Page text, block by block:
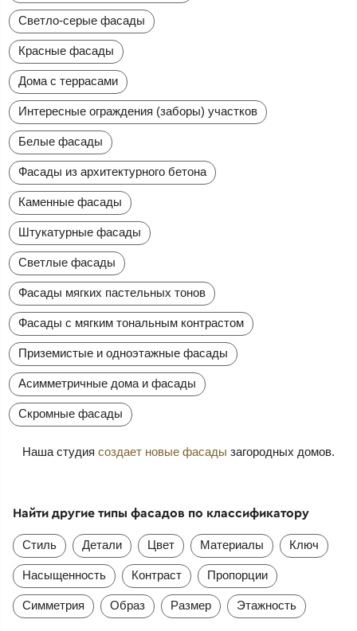
Светло-серые фасады
Красные фасады
Дома с террасами
Интересные ограждения (заборы) участков
Белые фасады
Фасады из архитектурного бетона
Каменные фасады
Штукатурные фасады
Светлые фасады
Фасады мягких пастельных тонов
Фасады с мягким тональным контрастом
Приземистые и одноэтажные фасады
Асимметричные дома и фасады
Скромные фасады
Наша студия создает новые фасады загородных домов.
Найти другие типы фасадов по классификатору
Стиль Детали Цвет Материалы Ключ
Насыщенность Контраст Пропорции
Симметрия Образ Размер Этажность